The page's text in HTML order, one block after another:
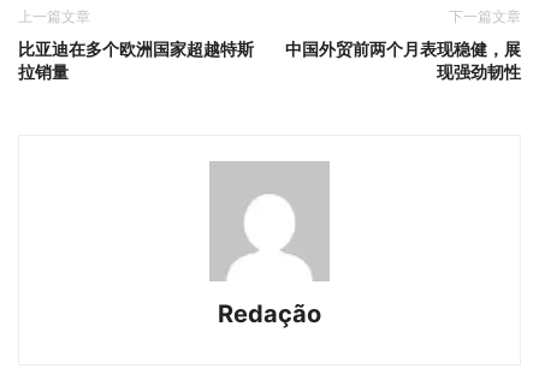
上一篇文章
比亚迪在多个欧洲国家超越特斯
拉销量
下一篇文章
中国外贸前两个月表现稳健，展
现强劲韧性
Redação